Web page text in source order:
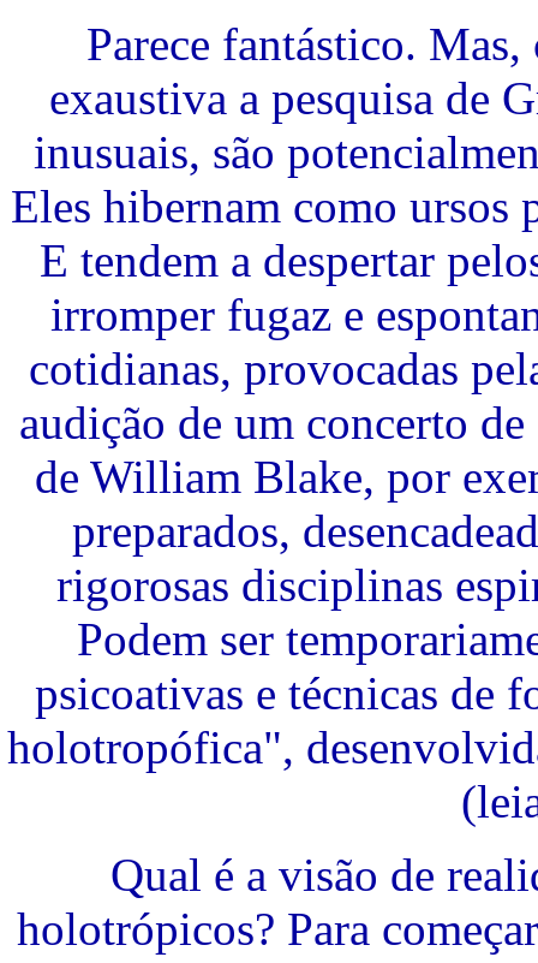
Parece fantástico.
exaustiva a pesquisa de
inusuais, são
Eles hibernam como ursos
E tendem a despertar
irromper fugaz e
cotidianas, provocadas
audição de um concerto
de William Blake, por
preparados,
rigorosas disciplinas
Podem ser
psicoativas e técnicas de
holotropófica",
Qual é a visão de
holotrópicos? Para